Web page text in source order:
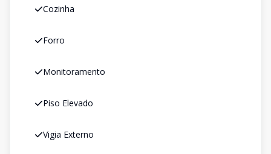
Cozinha
Forro
Monitoramento
Piso Elevado
Vigia Externo